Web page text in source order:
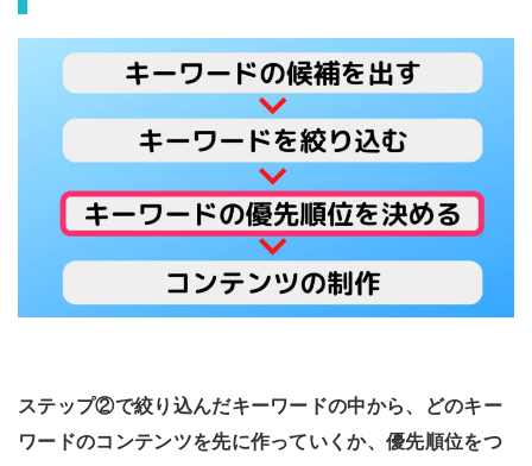
ステップ②で絞り込んだキーワードの中から、どのキー
ワードのコンテンツを先に作っていくか、優先順位をつ